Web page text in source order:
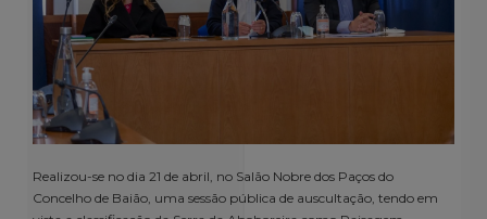
Realizou-se no dia 21 de abril, no Salão Nobre dos Paços do
Concelho de Baião, uma sessão pública de auscultação, tendo em